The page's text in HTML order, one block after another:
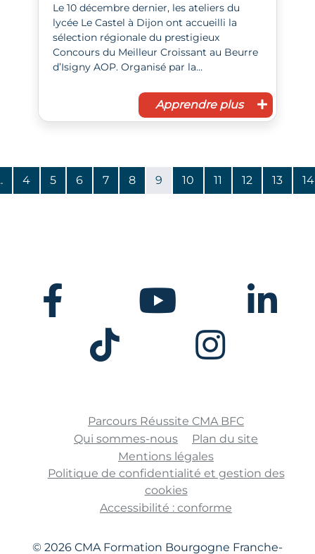
Le 10 décembre dernier, les ateliers du
lycée Le Castel à Dijon ont accueilli la
sélection régionale du prestigieux
Concours du Meilleur Croissant au Beurre
d’Isigny AOP. Organisé par la…
Apprendre plus
3
4 5 6 7 8 9 10 11 12 13 14
Facebook Youtube Linkedin
Tiktok Instagram
Parcours Réussite CMA BFC
Qui sommes-nous
Plan du site
Mentions légales
Politique de confidentialité et gestion des
cookies
Accessibilité : conforme
© 2026 CMA Formation Bourgogne Franche-